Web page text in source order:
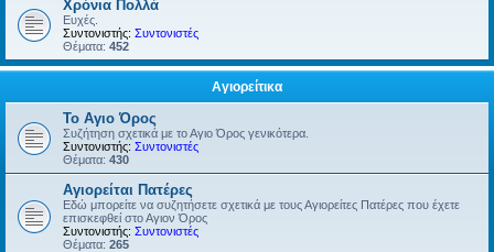
Χρόνια Πολλά
Ευχές.
Συντονιστής: Συντονιστές
Θέματα: 452
Αγιορείτικα
Το Αγιο Όρος
Συζήτηση σχετικά με το Αγιο Όρος γενικότερα.
Συντονιστής: Συντονιστές
Θέματα: 430
Αγιορείται Πατέρες
Εδώ μπορείτε να συζητήσετε σχετικά με τους Αγιορείτες Πατέρες που έχετε
επισκεφθεί στο Αγιον Όρος
Συντονιστής: Συντονιστές
Θέματα: 265